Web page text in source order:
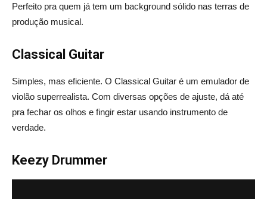
Perfeito pra quem já tem um background sólido nas terras de
produção musical.
Classical Guitar
Simples, mas eficiente. O Classical Guitar é um emulador de
violão superrealista. Com diversas opções de ajuste, dá até
pra fechar os olhos e fingir estar usando instrumento de
verdade.
Keezy Drummer